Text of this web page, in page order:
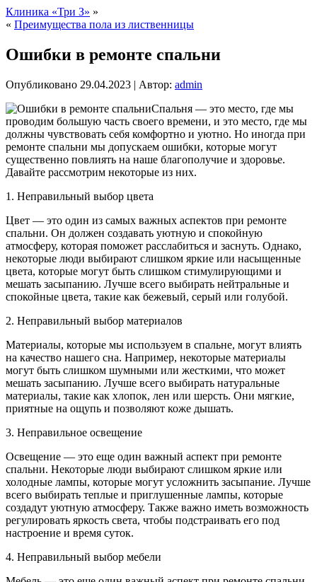
Клиника «Три З» »
« Преимущества пола из лиственницы
Ошибки в ремонте спальни
Опубликовано 29.04.2023 | Автор: admin
Спальня — это место, где мы
проводим большую часть своего времени, и это место, где мы
должны чувствовать себя комфортно и уютно. Но иногда при
ремонте спальни мы допускаем ошибки, которые могут
существенно повлиять на наше благополучие и здоровье.
Давайте рассмотрим некоторые из них.
1. Неправильный выбор цвета
Цвет — это один из самых важных аспектов при ремонте
спальни. Он должен создавать уютную и спокойную
атмосферу, которая поможет расслабиться и заснуть. Однако,
некоторые люди выбирают слишком яркие или насыщенные
цвета, которые могут быть слишком стимулирующими и
мешать засыпанию. Лучше всего выбирать нейтральные и
спокойные цвета, такие как бежевый, серый или голубой.
2. Неправильный выбор материалов
Материалы, которые мы используем в спальне, могут влиять
на качество нашего сна. Например, некоторые материалы
могут быть слишком шумными или жесткими, что может
мешать засыпанию. Лучше всего выбирать натуральные
материалы, такие как хлопок, лен или шерсть. Они мягкие,
приятные на ощупь и позволяют коже дышать.
3. Неправильное освещение
Освещение — это еще один важный аспект при ремонте
спальни. Некоторые люди выбирают слишком яркие или
холодные лампы, которые могут усложнить засыпание. Лучше
всего выбирать теплые и приглушенные лампы, которые
создадут уютную атмосферу. Также важно иметь возможность
регулировать яркость света, чтобы подстраивать его под
настроение и время суток.
4. Неправильный выбор мебели